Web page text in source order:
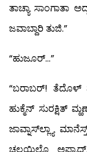
ತಾಚ್ಯಾ ಸಾಂಗಾತಾ
ಜವಾಬ್ದಾರಿ ತುಜಿ.”
“ಹುಜೂರ್…”
“ಬರಾಬರ್! ತೆದೊಳ್
ಹುಕ್ಮೆನ್ ಸುರಕ್ಷಿತ್
ಜಾವ್ನಾಸ್‍ಲ್ಲ್ಯಾ